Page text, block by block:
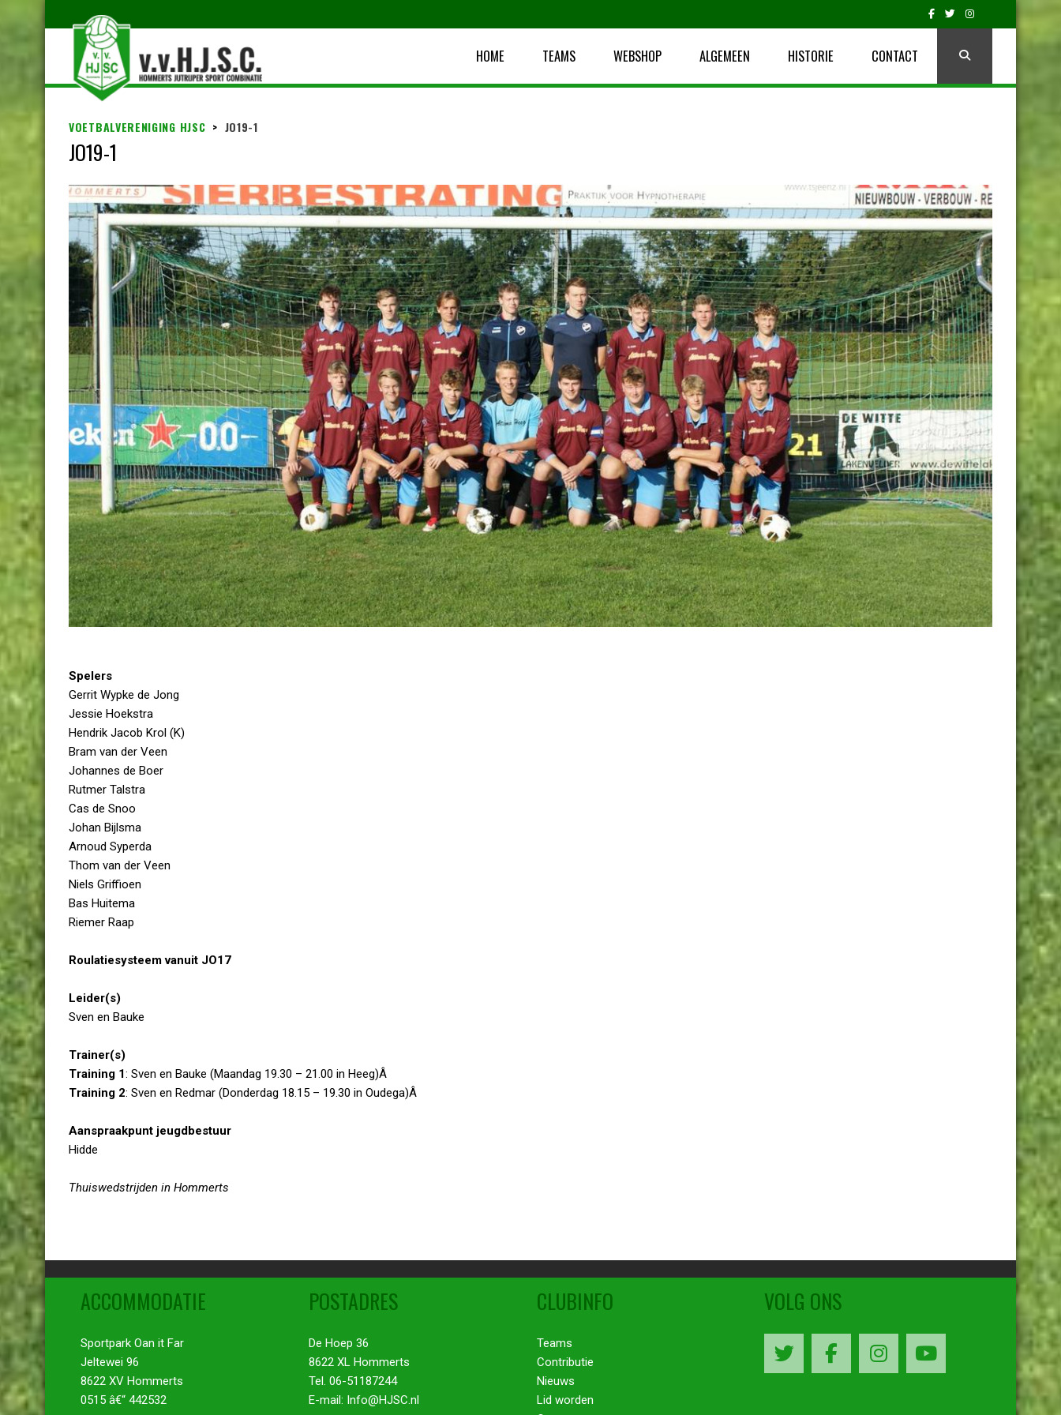
HOME TEAMS WEBSHOP ALGEMEEN HISTORIE CONTACT
VOETBALVERENIGING HJSC > JO19-1
JO19-1
Spelers
Gerrit Wypke de Jong
Jessie Hoekstra
Hendrik Jacob Krol (K)
Bram van der Veen
Johannes de Boer
Rutmer Talstra
Cas de Snoo
Johan Bijlsma
Arnoud Syperda
Thom van der Veen
Niels Griffioen
Bas Huitema
Riemer Raap
Roulatiesysteem vanuit JO17
Leider(s)
Sven en Bauke
Trainer(s)
Training 1: Sven en Bauke (Maandag 19.30 – 21.00 in Heeg)Â
Training 2: Sven en Redmar (Donderdag 18.15 – 19.30 in Oudega)Â
Aanspraakpunt jeugdbestuur
Hidde
Thuiswedstrijden in Hommerts
ACCOMMODATIE
Sportpark Oan it Far
Jeltewei 96
8622 XV Hommerts
0515 â€“ 442532
POSTADRES
De Hoep 36
8622 XL Hommerts
Tel. 06-51187244
E-mail: Info@HJSC.nl
CLUBINFO
Teams
Contributie
Nieuws
Lid worden
VOLG ONS